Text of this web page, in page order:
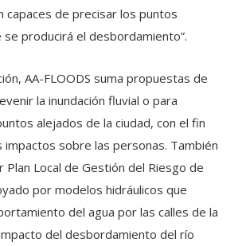
capaces de precisar los puntos
producirá el desbordamiento”.
AA-FLOODS suma propuestas de
la inundación fluvial o para
alejados de la ciudad, con el fin
impactos sobre las personas. También
Plan Local de Gestión del Riesgo de
por modelos hidráulicos que
del agua por las calles de la
del desbordamiento del río